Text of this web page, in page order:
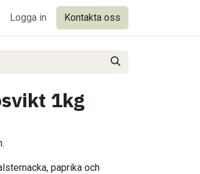
Logga in Kontakta oss
1kg
paprika och